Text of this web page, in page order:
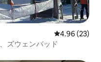
レビュー23
4.96 (23)
ズウェンバッド